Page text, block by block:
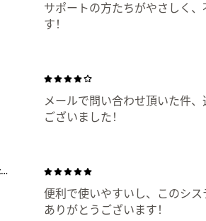
サポートの方たちがやさしく
す！
メールで問い合わせ頂いた件
ございました！
便利で使いやすいし、このシス
ありがとうございます！
yinyang - yoga & meditation wear